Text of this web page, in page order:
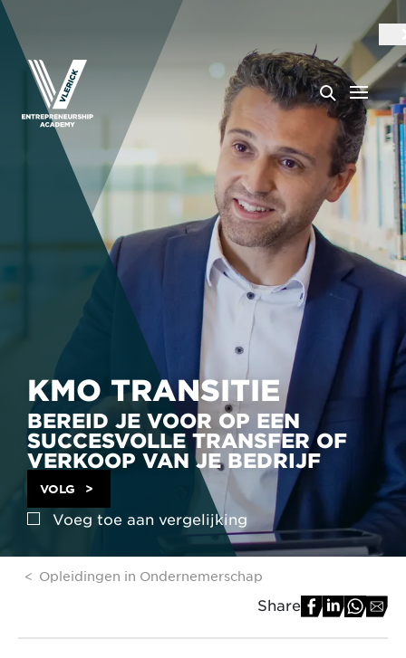
KMO TRANSITIE
BEREID JE VOOR OP EEN
SUCCESVOLLE TRANSFER OF
VERKOOP VAN JE BEDRIJF
Voeg toe aan vergelijking
VOLG
Opleidingen in Ondernemerschap
Share